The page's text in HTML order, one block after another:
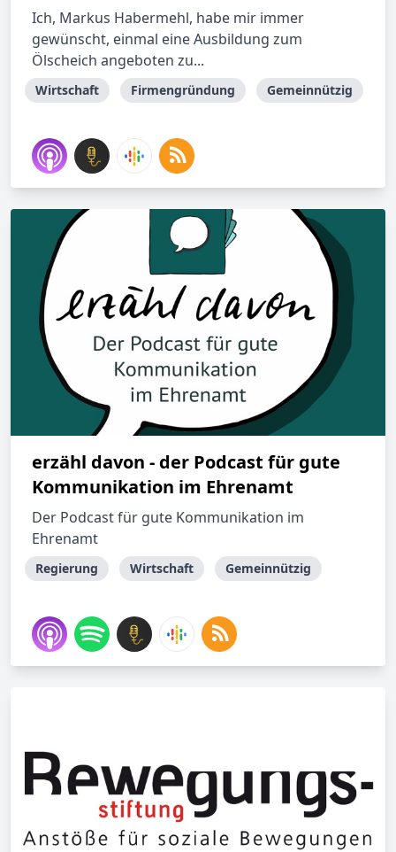
Ich, Markus Habermehl, habe mir immer
gewünscht, einmal eine Ausbildung zum
Ölscheich angeboten zu...
Wirtschaft Firmengründung Gemeinnützig
erzähl davon - der Podcast für gute
Kommunikation im Ehrenamt
Der Podcast für gute Kommunikation im
Ehrenamt
Regierung Wirtschaft Gemeinnützig